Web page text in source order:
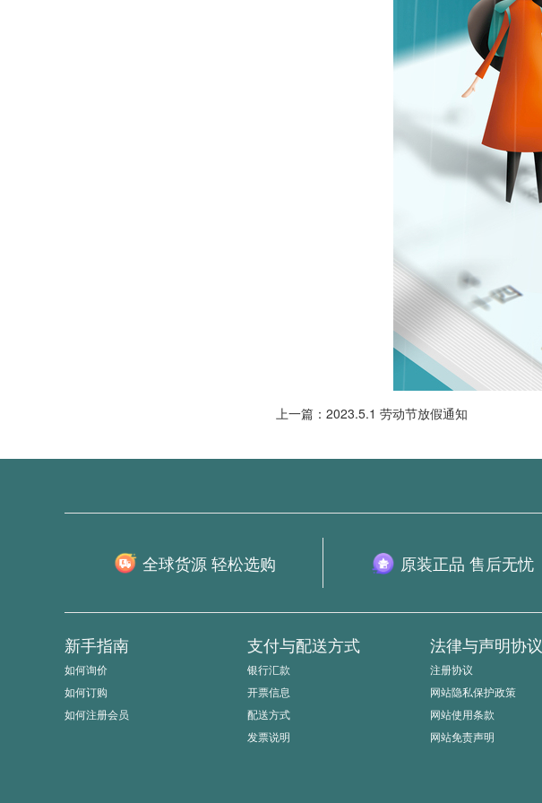
上一篇：2023.5.1 劳动节放假通知
全球货源 轻松选购 原装正品 售后无忧
新手指南
如何询价
如何订购
如何注册会员
支付与配送方式
银行汇款
开票信息
配送方式
发票说明
法律与声明协议
注册协议
网站隐私保护政策
网站使用条款
网站免责声明